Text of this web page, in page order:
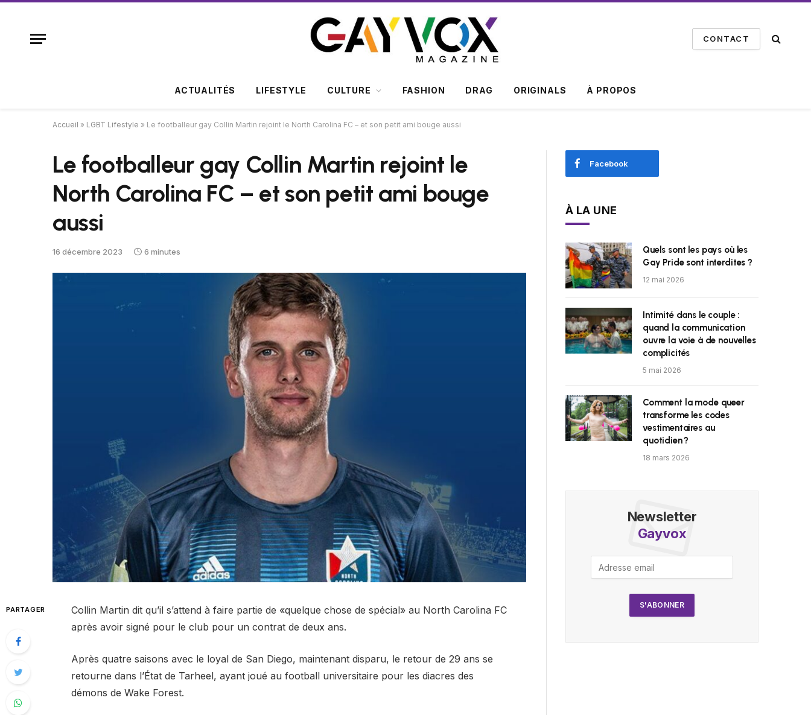
CONTACT
ACTUALITÉS LIFESTYLE CULTURE FASHION DRAG ORIGINALS À PROPOS
Accueil » LGBT Lifestyle » Le footballeur gay Collin Martin rejoint le North Carolina FC – et son petit ami bouge aussi
Le footballeur gay Collin Martin rejoint le
North Carolina FC – et son petit ami bouge
aussi
16 décembre 2023 6 minutes
PARTAGER
Collin Martin dit qu’il s’attend à faire partie de «quelque chose de spécial» au North Carolina FC
après avoir signé pour le club pour un contrat de deux ans.
Après quatre saisons avec le loyal de San Diego, maintenant disparu, le retour de 29 ans se
retourne dans l’État de Tarheel, ayant joué au football universitaire pour les diacres des
démons de Wake Forest.
Facebook
À LA UNE
Quels sont les pays où les
Gay Pride sont interdites ?
12 mai 2026
Intimité dans le couple :
quand la communication
ouvre la voie à de nouvelles
complicités
5 mai 2026
Comment la mode queer
transforme les codes
vestimentaires au
quotidien ?
18 mars 2026
Newsletter
Gayvox